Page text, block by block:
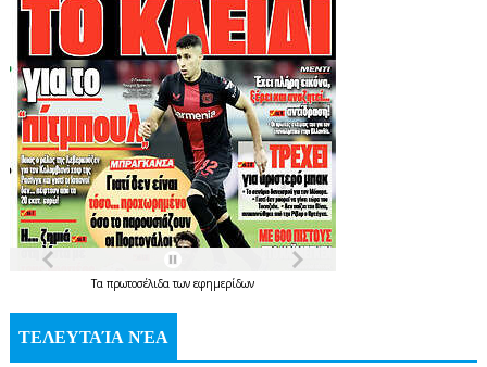
Τα πρωτοσέλιδατων εφημερίδων
ΤΕΛΕΥΤΑΊΑ ΝΈΑ